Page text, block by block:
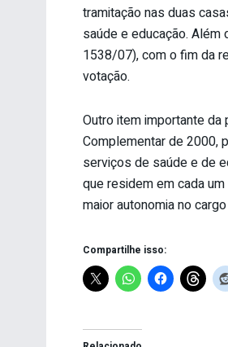
tramitação nas duas
saúde e educação.
1538/07), com o fim da
votação.
Outro item importante da
Complementar de 2000,
serviços de saúde e de
que residem em cada
maior autonomia no
Compartilhe isso: